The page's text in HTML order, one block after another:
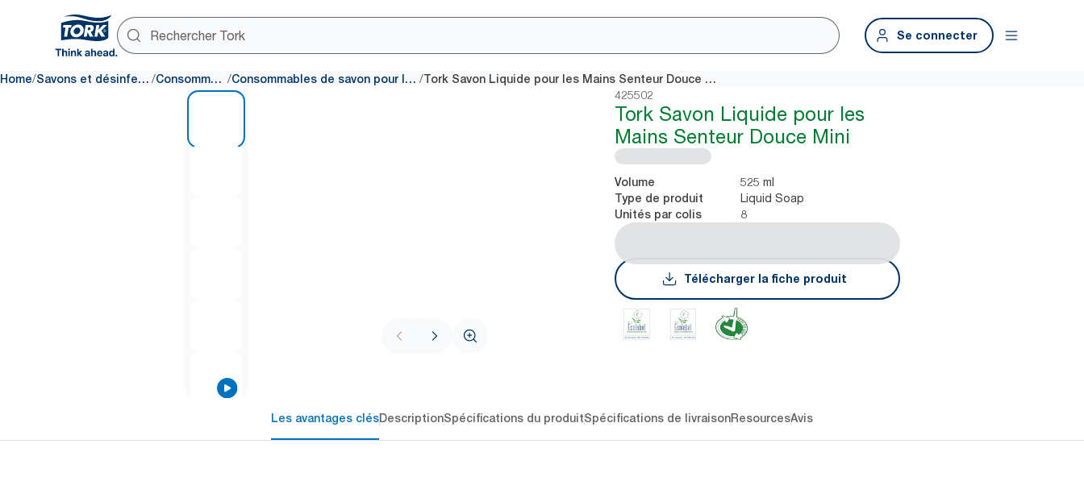
Se connecter
Home/ Savons et désinfectants / Consommables / Consommables de savon pour les mains / Tork Savon Liquide pour les Mains Senteur Douce Mini
425502
Tork Savon Liquide pour les
Mains Senteur Douce Mini
Volume 525 ml
Type de produit Liquid Soap
Unités par colis 8
Télécharger la fiche produit
Les avantages clésDescriptionSpécifications du produitSpécifications de livraisonResourcesAvis